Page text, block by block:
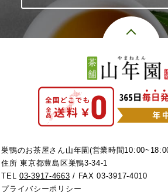
巣鴨のお茶屋さん山年園(営業時間
住所 東京都豊島区巣鴨3-34-1
TEL03-3917-4663 / FAX 03-3917-4010
プライバシーポリシー